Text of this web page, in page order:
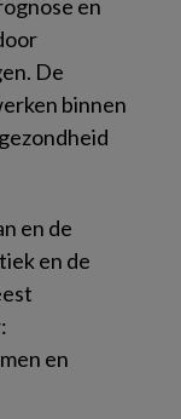
en
De
binnen
en de
en de
en